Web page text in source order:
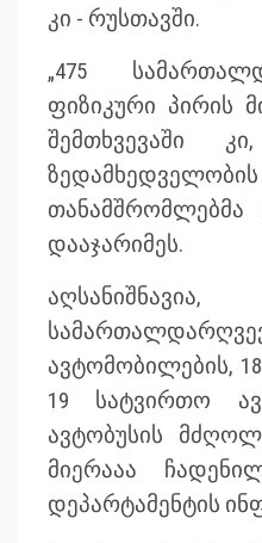
კი - რუსთავში.
„475
ფიზიკური პირის
შემთხვევაში
თანამშრომლებმა
დააჯარიმეს.
ავტომობილების,
19 სატვირთო
ავტობუსის
მიერააა
დეპარტამენტის